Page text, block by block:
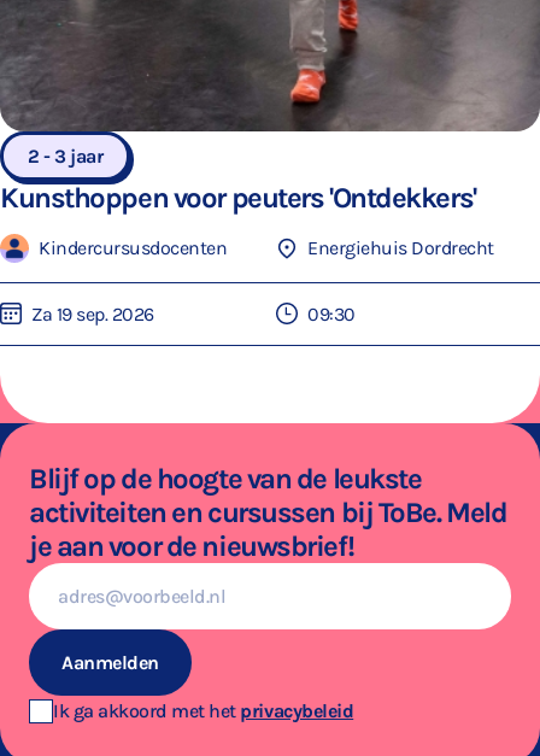
2 - 3 jaar
Kunsthoppen voor peuters 'Ontdekkers'
Kindercursusdocenten Energiehuis Dordrecht
Za 19 sep. 2026 09:30
Blijf op de hoogte van de leukste
activiteiten en cursussen bij ToBe. Meld
je aan voor de nieuwsbrief!
E-
mailadres
Aanmelden
Ik ga akkoord met het privacybeleid